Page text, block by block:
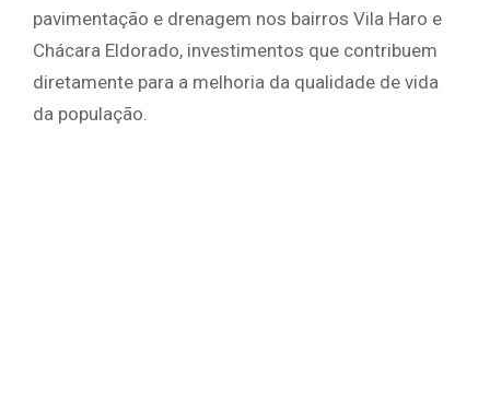
pavimentação e drenagem nos bairros Vila Haro e
Chácara Eldorado, investimentos que contribuem
diretamente para a melhoria da qualidade de vida
da população.